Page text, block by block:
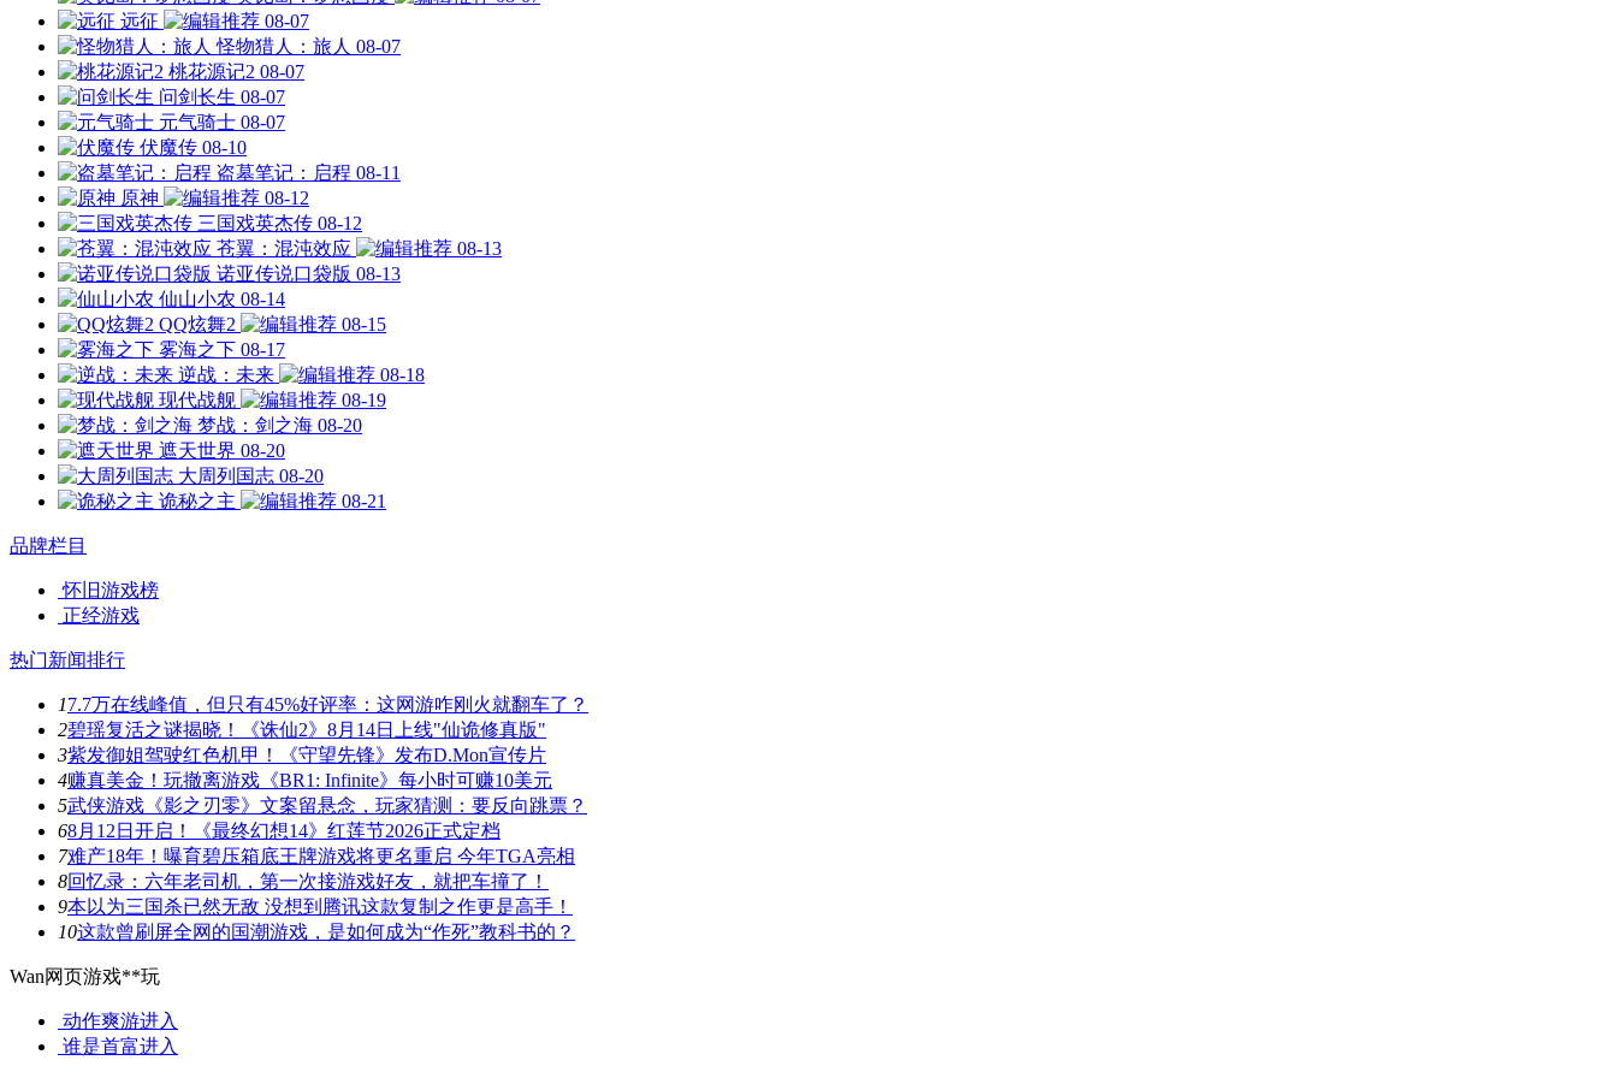
远征
08-07
怪物猎人：旅人 08-07
桃花源记2 08-07
问剑长生 08-07
元气骑士 08-07
伏魔传 08-10
盗墓笔记：启程 08-11
原神
08-12
三国戏英杰传 08-12
苍翼：混沌效应
08-13
诺亚传说口袋版 08-13
仙山小农 08-14
QQ炫舞2
08-15
雾海之下 08-17
逆战：未来
08-18
现代战舰
08-19
梦战：剑之海 08-20
遮天世界 08-20
大周列国志 08-20
诡秘之主
08-21
品牌栏目
怀旧游戏榜
正经游戏
热门新闻排行
17.7万在线峰值，但只有45%好评率：这网游咋刚火就翻车了？
2碧瑶复活之谜揭晓！《诛仙2》8月14日上线"仙诡修真版"
3紫发御姐驾驶红色机甲！《守望先锋》发布D.Mon宣传片
4赚真美金！玩撤离游戏《BR1: Infinite》每小时可赚10美元
5武侠游戏《影之刃零》文案留悬念，玩家猜测：要反向跳票？
68月12日开启！《最终幻想14》红莲节2026正式定档
7难产18年！曝育碧压箱底王牌游戏将更名重启 今年TGA亮相
8回忆录：六年老司机，第一次接游戏好友，就把车撞了！
9本以为三国杀已然无敌 没想到腾讯这款复制之作更是高手！
10这款曾刷屏全网的国潮游戏，是如何成为“作死”教科书的？
Wan网页游戏**玩
动作爽游进入
谁是首富进入